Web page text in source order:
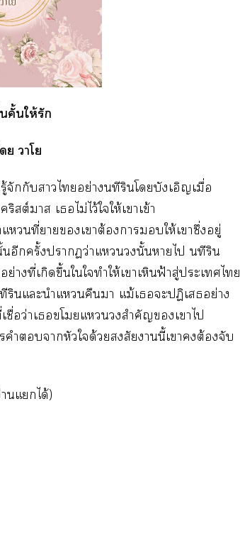
คั้นให้รัก
าโ
จักกับาไอย่างนทีรินโบังเอิญเมื่อ
ต์มาส เไม่ไว้ใให้เาเข้า
ที่าเาต้องาให้เาซึ่งอยู่
อีกครั้งาว่าแนั้นาไ นทีริน
งที่เกิดขึ้นใใทำให้เาเหินฟ้าสู่ะเไ
นแะนำแคืนา แม้เะปฏิเสธอย่าง
อว่าเโแสำคัญเาไ
ำาหัวใด้วยสงสัยานี้เาต้องจับ
นแได้)